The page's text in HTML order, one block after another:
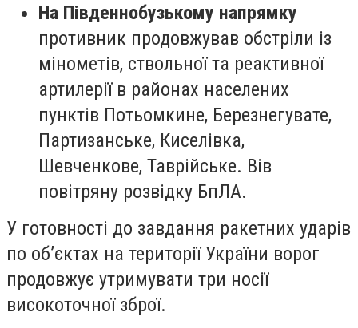
На Південнобузькому напрямку
противник продовжував обстріли із
мінометів, ствольної та реактивної
артилерії в районах населених
пунктів Потьомкине, Березнегувате,
Партизанське, Киселівка,
Шевченкове, Таврійське. Вів
повітряну розвідку БпЛА.
У готовності до завдання ракетних ударів
по об’єктах на території України ворог
продовжує утримувати три носії
високоточної зброї.